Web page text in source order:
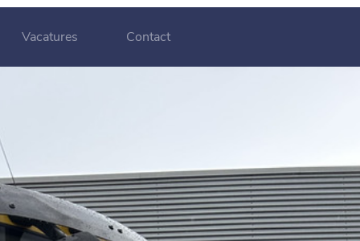
Vacatures Contact